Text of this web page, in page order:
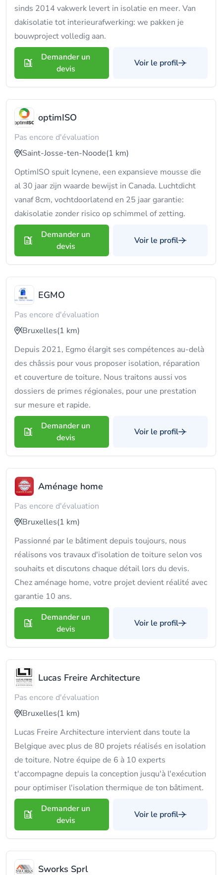
sinds 2014 vakwerk levert in isolatie en meer. Van
dakisolatie tot interieurafwerking: we pakken je
bouwproject volledig aan.
Demander un
devis
Voir le profil
optimISO
Pas encore d'évaluation
Saint-Josse-ten-Noode(1 km)
OptimISO spuit Icynene, een expansieve mousse die
al 30 jaar zijn waarde bewijst in Canada. Luchtdicht
vanaf 8cm, vochtdoorlatend en 25 jaar garantie:
dakisolatie zonder risico op schimmel of zetting.
Demander un
devis
Voir le profil
EGMO
Pas encore d'évaluation
Bruxelles(1 km)
Depuis 2021, Egmo élargit ses compétences au-delà
des châssis pour vous proposer isolation, réparation
et couverture de toiture. Nous traitons aussi vos
dossiers de primes régionales, pour une prestation
sur mesure et rapide.
Demander un
devis
Voir le profil
Aménage home
Pas encore d'évaluation
Bruxelles(1 km)
Passionné par le bâtiment depuis toujours, nous
réalisons vos travaux d'isolation de toiture selon vos
souhaits et discutons chaque détail lors du devis.
Chez aménage home, votre projet devient réalité avec
garantie 10 ans.
Demander un
devis
Voir le profil
Lucas Freire Architecture
Pas encore d'évaluation
Bruxelles(1 km)
Lucas Freire Architecture intervient dans toute la
Belgique avec plus de 80 projets réalisés en isolation
de toiture. Notre équipe de 6 à 10 experts
t'accompagne depuis la conception jusqu'à l'exécution
pour optimiser l'isolation thermique de ton bâtiment.
Demander un
devis
Voir le profil
Sworks Sprl